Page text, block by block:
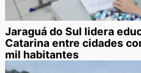
Jaraguá do Sul lidera
Catarina entre cidades
mil habitantes